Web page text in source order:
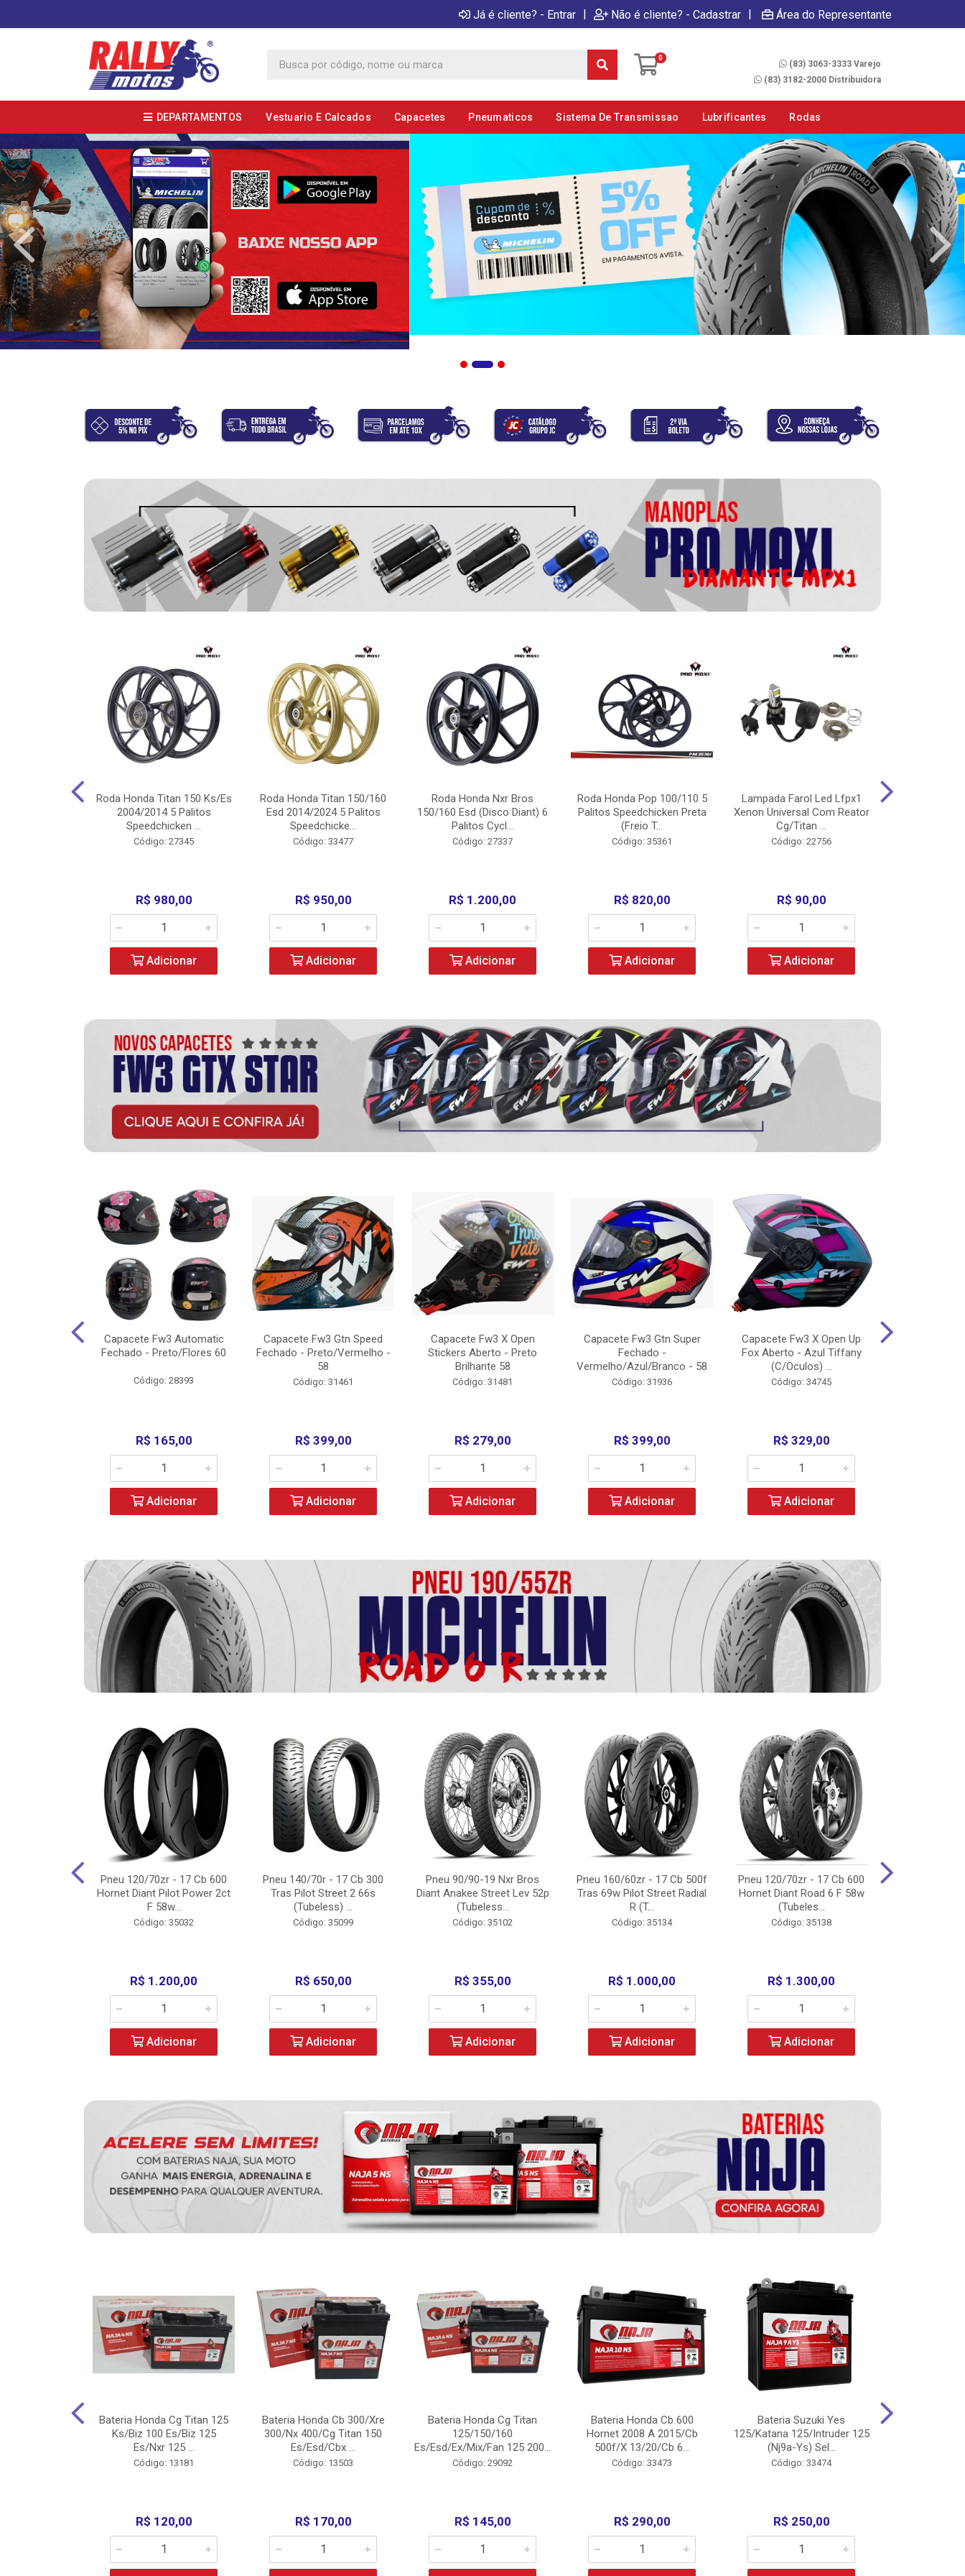
Já é cliente? - Entrar | Não é cliente? - Cadastrar | Área do Representante
0
(83) 3063-3333 Varejo
(83) 3182-2000 Distribuidora
DEPARTAMENTOS Vestuario E Calcados Capacetes Pneumaticos Sistema De Transmissao Lubrificantes Rodas
Roda Honda Titan 150 Ks/Es
2004/2014 5 Palitos
Speedchicken ...
Código: 27345
R$ 980,00
Adicionar
Roda Honda Titan 150/160
Esd 2014/2024 5 Palitos
Speedchicke...
Código: 33477
R$ 950,00
Adicionar
Roda Honda Nxr Bros
150/160 Esd (Disco Diant) 6
Palitos Cycl...
Código: 27337
R$ 1.200,00
Adicionar
Roda Honda Pop 100/110 5
Palitos Speedchicken Preta
(Freio T...
Código: 35361
R$ 820,00
Adicionar
Lampada Farol Led Lfpx1
Xenon Universal Com Reator
Cg/Titan ...
Código: 22756
R$ 90,00
Adicionar
Capacete Fw3 Automatic
Fechado - Preto/Flores 60
Código: 28393
R$ 165,00
Adicionar
Capacete Fw3 Gtn Speed
Fechado - Preto/Vermelho -
58
Código: 31461
R$ 399,00
Adicionar
Capacete Fw3 X Open
Stickers Aberto - Preto
Brilhante 58
Código: 31481
R$ 279,00
Adicionar
Capacete Fw3 Gtn Super
Fechado -
Vermelho/Azul/Branco - 58
Código: 31936
R$ 399,00
Adicionar
Capacete Fw3 X Open Up
Fox Aberto - Azul Tiffany
(C/Oculos) ...
Código: 34745
R$ 329,00
Adicionar
Pneu 120/70zr - 17 Cb 600
Hornet Diant Pilot Power 2ct
F 58w...
Código: 35032
R$ 1.200,00
Adicionar
Pneu 140/70r - 17 Cb 300
Tras Pilot Street 2 66s
(Tubeless) ...
Código: 35099
R$ 650,00
Adicionar
Pneu 90/90-19 Nxr Bros
Diant Anakee Street Lev 52p
(Tubeless...
Código: 35102
R$ 355,00
Adicionar
Pneu 160/60zr - 17 Cb 500f
Tras 69w Pilot Street Radial
R (T...
Código: 35134
R$ 1.000,00
Adicionar
Pneu 120/70zr - 17 Cb 600
Hornet Diant Road 6 F 58w
(Tubeles...
Código: 35138
R$ 1.300,00
Adicionar
Bateria Honda Cg Titan 125
Ks/Biz 100 Es/Biz 125
Es/Nxr 125 ...
Código: 13181
R$ 120,00
Bateria Honda Cb 300/Xre
300/Nx 400/Cg Titan 150
Es/Esd/Cbx ...
Código: 13503
R$ 170,00
Bateria Honda Cg Titan
125/150/160
Es/Esd/Ex/Mix/Fan 125 200...
Código: 29092
R$ 145,00
Bateria Honda Cb 600
Hornet 2008 A 2015/Cb
500f/X 13/20/Cb 6...
Código: 33473
R$ 290,00
Bateria Suzuki Yes
125/Katana 125/Intruder 125
(Nj9a-Ys) Sel...
Código: 33474
R$ 250,00